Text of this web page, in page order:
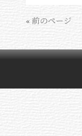
« 前のページ